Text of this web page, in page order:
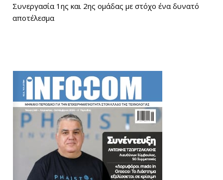
Συνεργασία 1ης και 2ης ομάδας με στόχο ένα δυνατό
αποτέλεσμα